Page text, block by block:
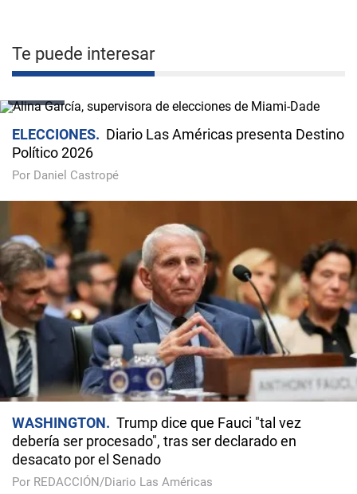
Te puede interesar
ELECCIONES
Diario Las Américas presenta Destino
Político 2026
Por Daniel Castropé
WASHINGTON
Trump dice que Fauci "tal vez
debería ser procesado", tras ser declarado en
desacato por el Senado
Por REDACCIÓN/Diario Las Américas